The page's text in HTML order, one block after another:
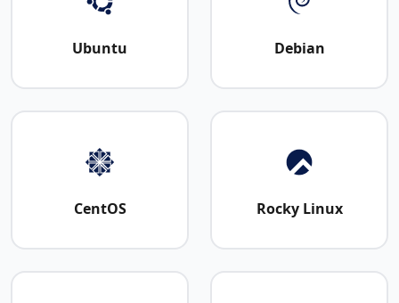
Ubuntu Debian
CentOS Rocky Linux